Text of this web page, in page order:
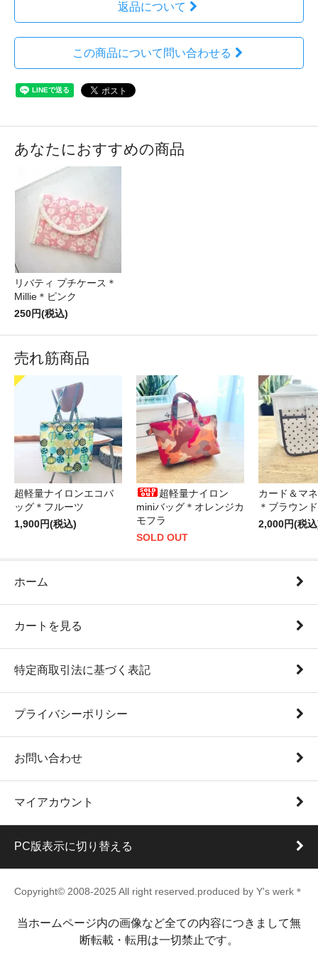
返品について
この商品について問い合わせる
あなたにおすすめの商品
リバティ プチケース＊
Millie＊ピンク
250円(税込)
売れ筋商品
超軽量ナイロンエコバ
ッグ＊フルーツ
1,900円(税込)
超軽量ナイロン
miniバッグ＊オレンジカ
モフラ
SOLD OUT
カード＆マ
＊ブラウン
2,000円(税
ホーム
カートを見る
特定商取引法に基づく表記
プライバシーポリシー
お問い合わせ
マイアカウント
PC版表示に切り替える
Copyright© 2008-2025 All right reserved.produced by Y's werk＊
当ホームページ内の画像など全ての内容につきまして無
断転載・転用は一切禁止です。